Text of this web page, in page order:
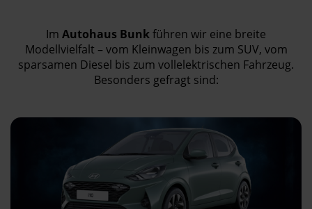
Im Autohaus Bunkführen wir eine breite
Modellvielfalt – vom Kleinwagen bis zum SUV, vom
sparsamen Diesel bis zum vollelektrischen Fahrzeug.
Besonders gefragt sind: